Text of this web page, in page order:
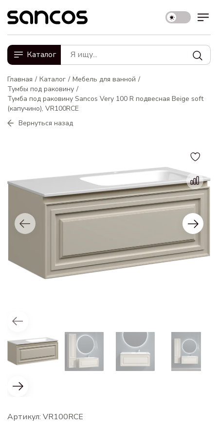
Каталог
Главная Каталог
Мебель для ванной
Тумбы под раковину
Тумба под раковину Sancos Very 100 R подвесная Beige soft
(капучино), VR100RCE
Вернуться назад
Артикул: VR100RCE